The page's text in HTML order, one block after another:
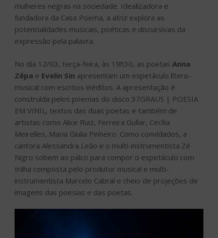
mulheres negras na sociedade. Idealizadora e
fundadora da Casa Poema, a atriz explora as
potencialidades musicais, poéticas e discursivas da
expressão pela palavra.
No dia 12/03, terça-feira, às 19h30, as poetas Anna
Zêpa e Evelin Sin apresentam um espetáculo lítero-
musical com escritos inéditos. A apresentação é
construída pelos poemas do disco 37GRAUS | POESIA
EM VINIL, textos das duas poetas e também de
artistas como Alice Ruiz, Ferreira Gullar, Cecília
Meirelles, Maria Giulia Pinheiro. Como convidados, a
cantora Alessandra Leão e o multi-instrumentista Zé
Nigro sobem ao palco para compor o espetáculo com
trilha composta pelo produtor musical e multi-
instrumentista Marcelo Cabral e cheio de projeções de
imagens das poesias e das poetas.